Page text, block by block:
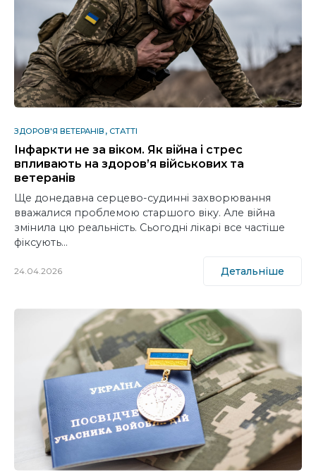
ЗДОРОВ'Я ВЕТЕРАНІВ СТАТТІ
Інфаркти не за віком. Як війна і стрес
впливають на здоров’я військових та
ветеранів
Ще донедавна серцево-судинні захворювання
вважалися проблемою старшого віку. Але війна
змінила цю реальність. Сьогодні лікарі все частіше
фіксують…
24.04.2026 Детальніше